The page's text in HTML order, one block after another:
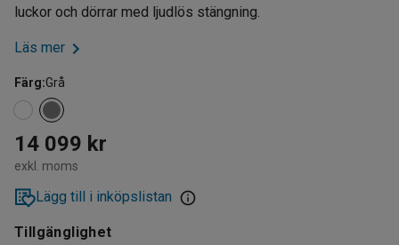
luckor och dörrar med ljudlös stängning.
Läs mer
Färg:Grå
14 099 kr
exkl. moms
Lägg till i inköpslistan
Tillgänglighet